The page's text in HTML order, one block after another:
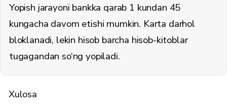
Yopish jarayoni bankka qarab 1 kundan 45
kungacha davom etishi mumkin. Karta darhol
bloklanadi, lekin hisob barcha hisob-kitoblar
tugagandan so‘ng yopiladi.
Xulosa